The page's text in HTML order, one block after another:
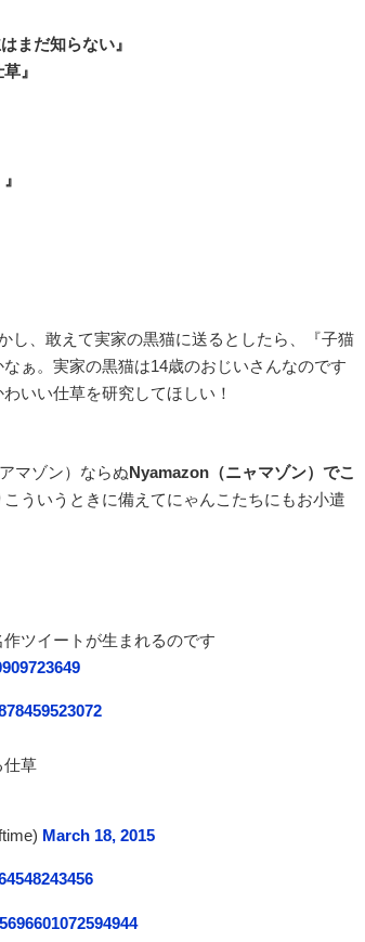
はまだ知らない』
』
、敢えて実家の黒猫に送るとしたら、『子猫
ぁ。実家の黒猫は14歳のおじいさんなのです
いい仕草を研究してほしい！
マゾン）ならぬNyamazon（ニャマゾン）でこ
ういうときに備えてにゃんこたちにもお小遣
ツイートが生まれるのです
仕草
March 18, 2015